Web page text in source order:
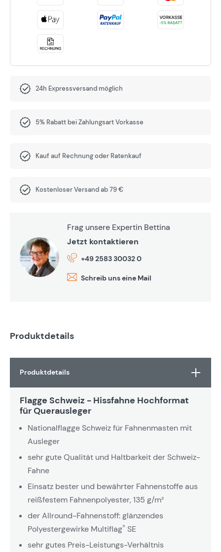
24h Expressversand möglich
5% Rabatt bei Zahlungsart Vorkasse
Kauf auf Rechnung oder Ratenkauf
Kostenloser Versand ab 79 €
Frag unsere Expertin Bettina
Jetzt kontaktieren
+49 2583 30032 0
Schreib uns eine Mail
Produktdetails
Produktdetails
Flagge Schweiz - Hissfahne Hochformat
für Querausleger
Nationalflagge Schweiz für Fahnenmasten mit
Ausleger
sehr gute Qualität und Haltbarkeit der Schweiz-
Fahne
Einsatz bester und bewährter Fahnenstoffe aus
reißfestem Fahnenpolyester, 135 g/m²
der Allround-Fahnenstoff: glänzendes
Polyestergewirke Multiflag® SE
sehr gutes Preis-Leistungs-Verhältnis